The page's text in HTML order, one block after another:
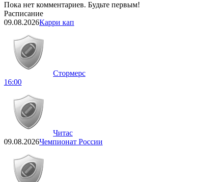
Пока нет комментариев. Будьте первым!
Расписание
09.08.2026Карри кап
Стормерс
16:00
Читас
09.08.2026Чемпионат России